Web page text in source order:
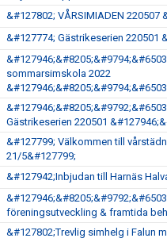
&#127802; VÅRSIMIADEN 220507
&#127774; Gästrikeserien 220501
sommarsimskola 2022
Gästrikeserien 220501
&#127799; Välkommen till
21/5&#127799;
&#127942;Inbjudan till Harnäs
föreningsutveckling & framtida
&#127802;Trevlig simhelg i Falun